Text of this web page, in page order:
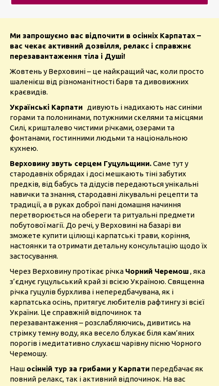
Ми запрошуємо вас відпочити в осінніх Карпатах –
вас чекає активний дозвілля, релакс і справжнє
перезавантаження тіла і Душі!
Жовтень у Верховині – це найкращий час, коли просто
шаленієш від різноманітності барв та дивовижних
краєвидів.
Українські Карпати дивують і надихають нас синіми
горами та полонинами, потужними скелями та місцями
Силі, кришталево чистими річками, озерами та
фонтанами, гостинними людьми та національною
кухнею.
Верховину звуть серцем Гуцульщини.Саме тут у
стародавніх обрядах і досі мешкають тіні забутих
предків, від бабусь та дідусів передаються унікальні
навички та знання, стародавні лікувальні рецепти та
традиції, а в руках доброї пані домашня начиння
перетворюється на обереги та ритуальні предмети
побутової магії. До речі, у Верховині на базарі ви
зможете купити цілющі карпатські трави, коріння,
настоянки та отримати детальну консультацію щодо їх
застосування.
Через Верховину протікає річка Чорний Черемош, яка
з’єднує гуцульський край зі всією Україною. Священна
річка гуцулів бурхлива і непередбачувана, як і
карпатська осінь, притягує любителів рафтингу зі всієї
України. Це справжній відпочинок та
перезавантаження – розслабляючись, дивитись на
стрімку темну воду, яка весело блукає біля кам’яних
порогів і медитативно слухаєш чарівну пісню Чорного
Черемошу.
Наш осінній тур за грибами у Карпати передбачає як
повний релакс, так і активний відпочинок. На вас